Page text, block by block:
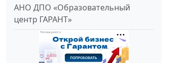
АНО ДПО «Образовательный
центр ГАРАНТ»